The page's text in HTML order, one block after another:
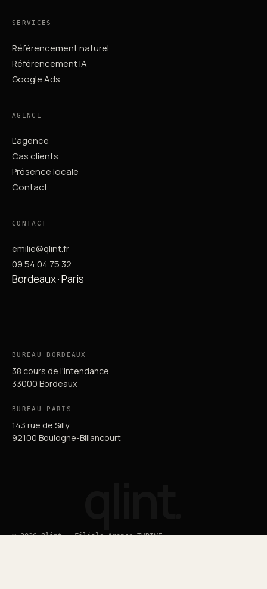
SERVICES
Référencement naturel
Référencement IA
Google Ads
AGENCE
L’agence
Cas clients
Présence locale
Contact
CONTACT
emilie@qlint.fr
09 54 04 75 32
Bordeaux · Paris
BUREAU BORDEAUX
38 cours de l'Intendance
33000 Bordeaux
BUREAU PARIS
143 rue de Silly
92100 Boulogne-Billancourt
qlint.
© 2026 Qlint — Filiale Agence THRIVE